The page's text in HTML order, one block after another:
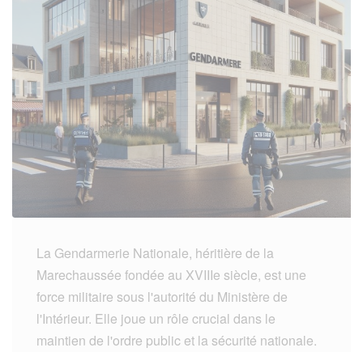
La Gendarmerie Nationale, héritière de la
Marechaussée fondée au XVIIIe siècle, est une
force militaire sous l'autorité du Ministère de
l'Intérieur. Elle joue un rôle crucial dans le
maintien de l'ordre public et la sécurité nationale.